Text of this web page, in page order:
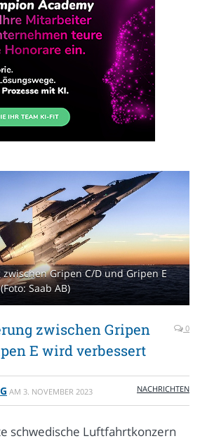
Gripen C/D und Gripen E
Saab AB)
zwischen Gripen
E wird verbessert
0
AM 3. NOVEMBER 2023 NACHRICHTEN
schwedische Luftfahrtkonzern